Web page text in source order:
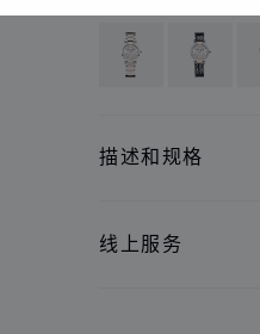
描述和规格
线上服务